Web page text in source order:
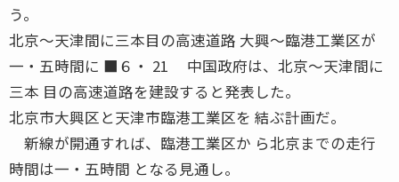
う。
北京〜天津間に三本目の高速道路 大興〜臨港工業区が
一・五時間に ■６・ 21 中国政府は、北京〜天津間に
三本 目の高速道路を建設すると発表した。
北京市大興区と天津市臨港工業区を 結ぶ計画だ。
新線が開通すれば、臨港工業区か ら北京までの走行
時間は一・五時間 となる見通し。